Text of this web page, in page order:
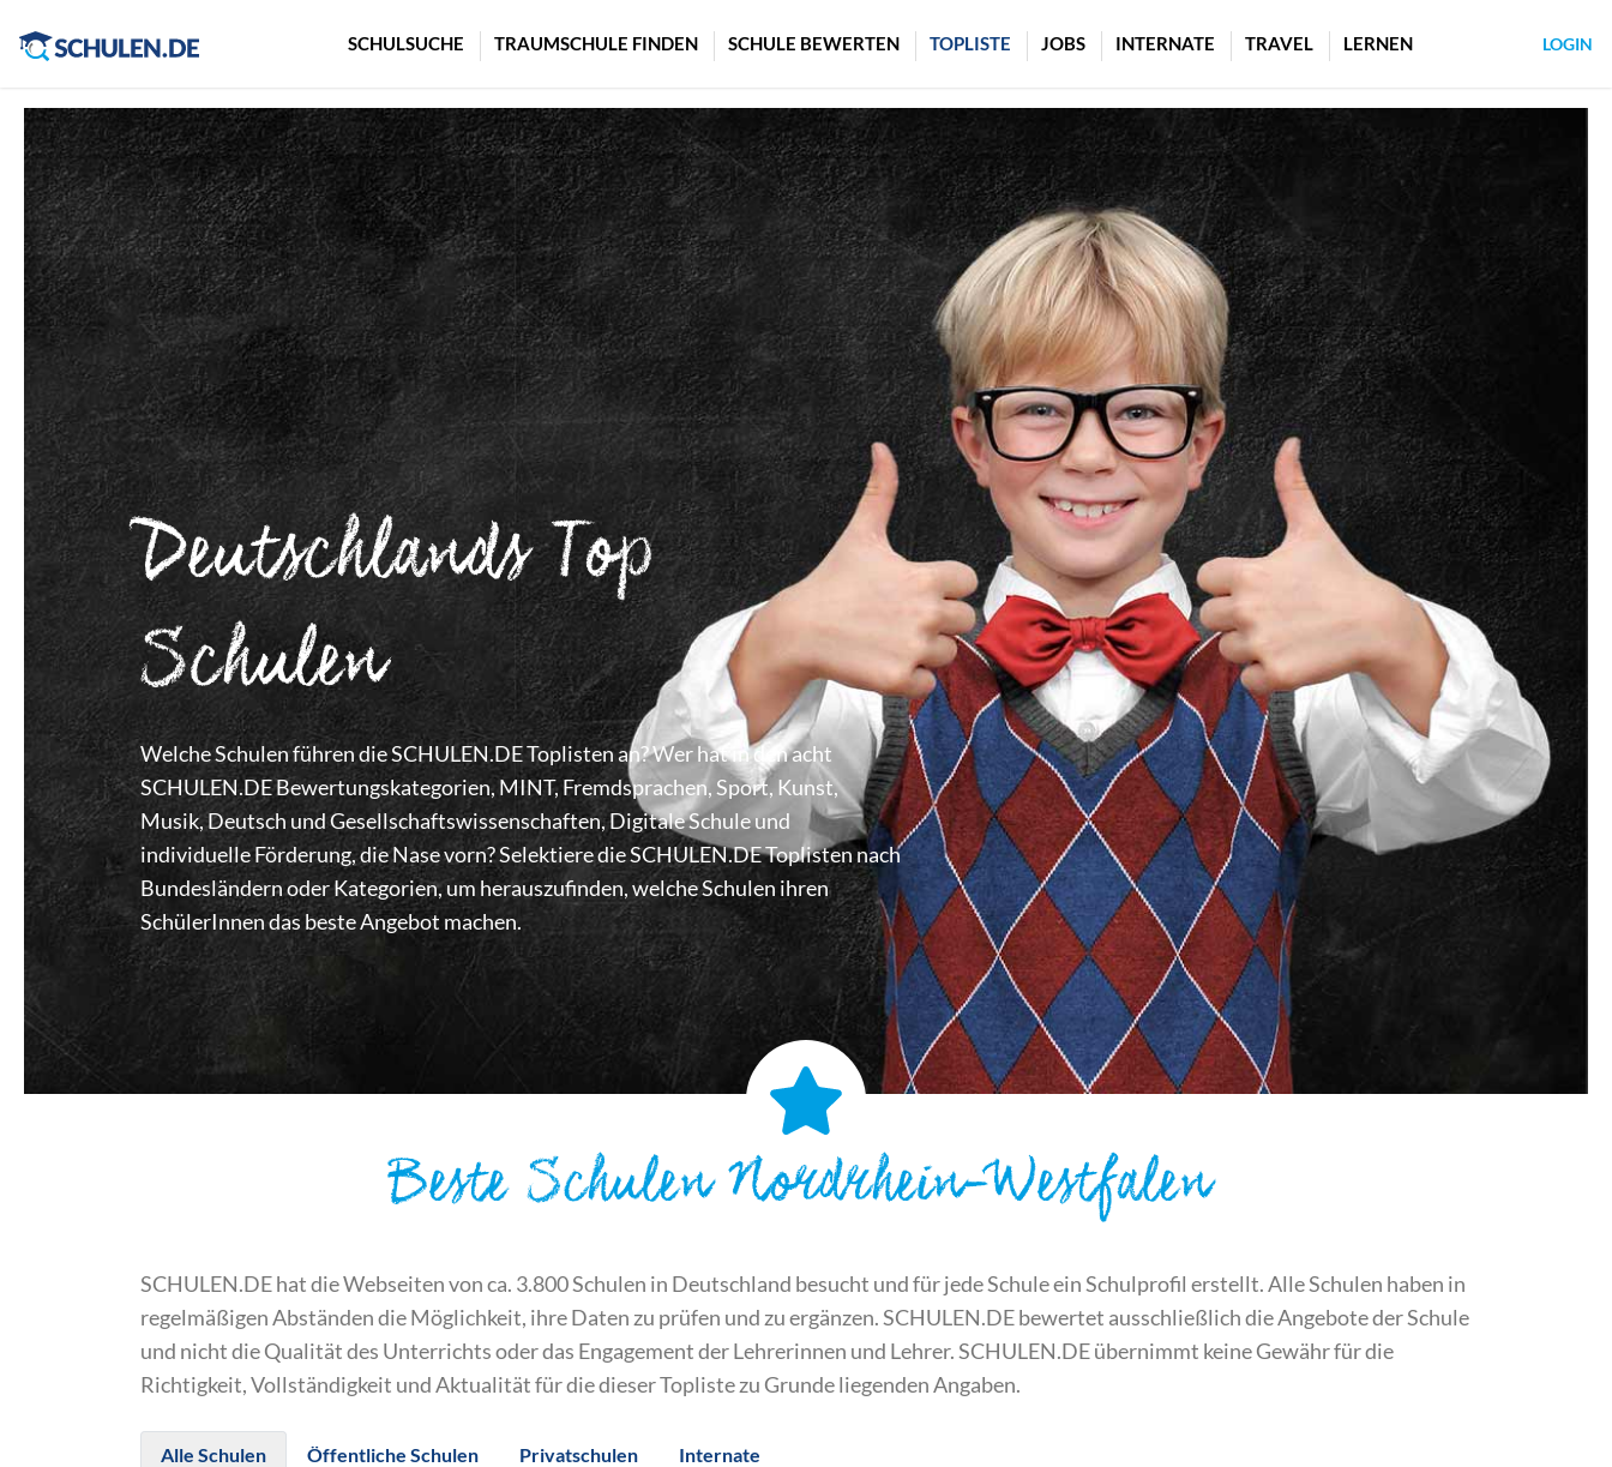
SCHULSUCHE TRAUMSCHULE FINDEN SCHULE BEWERTEN TOPLISTE JOBS INTERNATE TRAVEL LERNEN LOGIN
Deutschlands Top
Schulen
Welche Schulen führen die SCHULEN.DE Toplisten an? Wer hat in den acht
SCHULEN.DE Bewertungskategorien, MINT, Fremdsprachen, Sport, Kunst,
Musik, Deutsch und Gesellschaftswissenschaften, Digitale Schule und
individuelle Förderung, die Nase vorn? Selektiere die SCHULEN.DE Toplisten nach
Bundesländern oder Kategorien, um herauszufinden, welche Schulen ihren
SchülerInnen das beste Angebot machen.
Beste Schulen Nordrhein-Westfalen
SCHULEN.DE hat die Webseiten von ca. 3.800 Schulen in Deutschland besucht und für jede Schule ein Schulprofil erstellt. Alle Schulen haben in
regelmäßigen Abständen die Möglichkeit, ihre Daten zu prüfen und zu ergänzen. SCHULEN.DE bewertet ausschließlich die Angebote der Schule
und nicht die Qualität des Unterrichts oder das Engagement der Lehrerinnen und Lehrer. SCHULEN.DE übernimmt keine Gewähr für die
Richtigkeit, Vollständigkeit und Aktualität für die dieser Topliste zu Grunde liegenden Angaben.
Alle Schulen Öffentliche Schulen Privatschulen Internate